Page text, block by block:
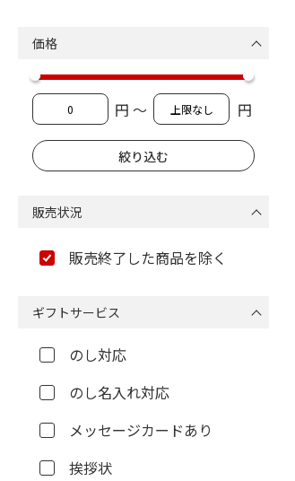
価格
円 ～ 円
販売状況
販売終了した商品を除く
ギフトサービス
のし対応
のし名入れ対応
メッセージカードあり
挨拶状